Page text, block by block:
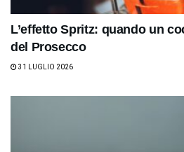
L’effetto Spritz: quando un
del Prosecco
31 LUGLIO 2026